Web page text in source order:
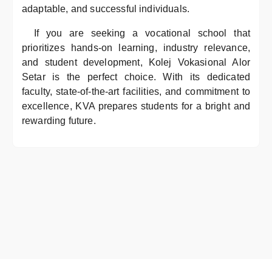
adaptable, and successful individuals.
If you are seeking a vocational school that
prioritizes hands-on learning, industry relevance,
and student development, Kolej Vokasional Alor
Setar is the perfect choice. With its dedicated
faculty, state-of-the-art facilities, and commitment to
excellence, KVA prepares students for a bright and
rewarding future.